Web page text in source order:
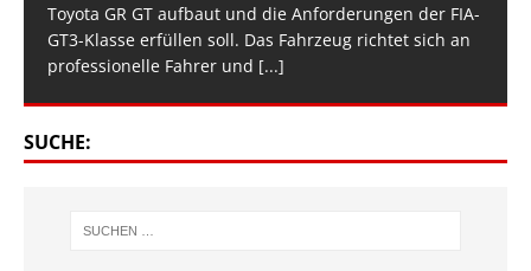
Toyota GR GT aufbaut und die Anforderungen der FIA-
GT3-Klasse erfüllen soll. Das Fahrzeug richtet sich an
professionelle Fahrer und [...]
SUCHE: